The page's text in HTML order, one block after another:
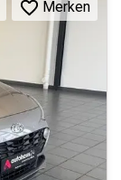
Merken